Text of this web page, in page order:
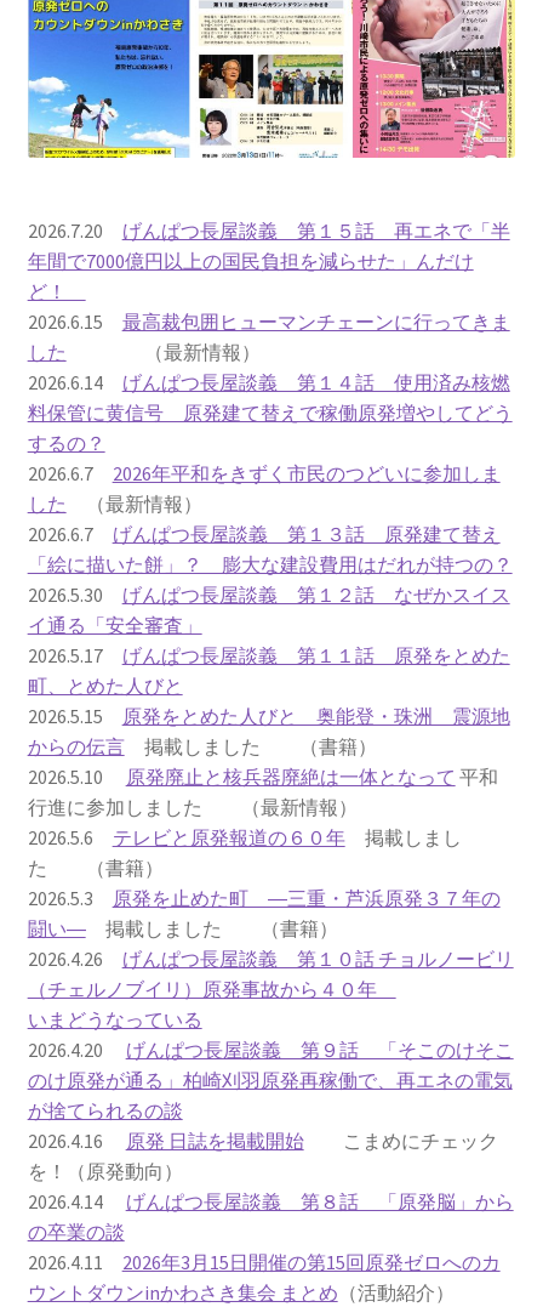
2015.3.8 第4回原発ゼロへのカウントダウンinかわさ
き 集会
2016.1.31 日本と原発上映会＆講演会
き 集会
2017.3.12 第6回原発ゼロへのカウントダウンinかわさ
き 集会
2018.3.11 第７回原発ゼロへのカウントダウンinかわ
さき集会
2019.3.10 第8回 原発ゼロへのカウントダウンinかわ
さき 集会
2023.3.12 第12回原発ゼロへのカウントダウンinかわ
さき集会
2023.6.25（日）映画「原発をとめた裁判長 そして
原発をとめる農家たち」上映会を開催
2023.10.8 原発ゼロへのカウントダウンinかわさき
講演会開催
2024.3.10第13回原発ゼロへのカウントダウンinかわさ
き集会
2024.10.13 映画「決断」上映と講演会を開催
2025.3.23第14回原発ゼロへのカウントダウンinかわさ
き集会開催
2026.3.15 第１５回原発ゼロへのカウントダウンinか
わさき集会開催
ギャラリー
ギャラリー_2023.3.12
2026.7.20 げんぱつ長屋談義 第１５話 再エネで「半
年間で7000億円以上の国民負担を減らせた」んだけ
ど！
2026.6.15 最高裁包囲ヒューマンチェーンに行ってきま
した （最新情報）
2026.6.14 げんぱつ長屋談義 第１４話 使用済み核燃
料保管に黄信号 原発建て替えで稼働原発増やしてどう
するの？
2026.6.7 2026年平和をきずく市民のつどいに参加しま
した （最新情報）
2026.6.7 げんぱつ長屋談義 第１３話 原発建て替え
「絵に描いた餅」？ 膨大な建設費用はだれが持つの？
2026.5.30 げんぱつ長屋談義 第１２話 なぜかスイス
イ通る「安全審査」
2026.5.17 げんぱつ長屋談義 第１１話 原発をとめた
町、とめた人びと
2026.5.15 原発をとめた人びと 奥能登・珠洲 震源地
からの伝言掲載しました （書籍）
2026.5.10 原発廃止と核兵器廃絶は一体となって 平和
行進に参加しました （最新情報）
2026.5.6 テレビと原発報道の６０年掲載しまし
た （書籍）
2026.5.3 原発を止めた町 ―三重・芦浜原発３７年の
闘い―掲載しました （書籍）
2026.4.26 げんぱつ長屋談義 第１０話 チョルノービリ
（チェルノブイリ）原発事故から４０年
いまどうなっている
2026.4.20 げんぱつ長屋談義 第９話 「そこのけそこ
のけ原発が通る」柏崎刈羽原発再稼働で、再エネの電気
が捨てられるの談
2026.4.16 原発 日誌を掲載開始こまめにチェック
を！（原発動向）
2026.4.14 げんぱつ長屋談義 第８話 「原発脳」から
の卒業の談
2026.4.11 2026年3月15日開催の第15回原発ゼロへのカ
ウントダウンinかわさき集会 まとめ （活動紹介）